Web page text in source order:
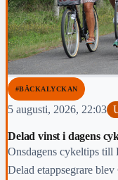
#BÄCKALYCKAN
5 augusti, 2026, 22:03
Delad vinst i dagens
Onsdagens cykeltips till
Delad etappsegrare